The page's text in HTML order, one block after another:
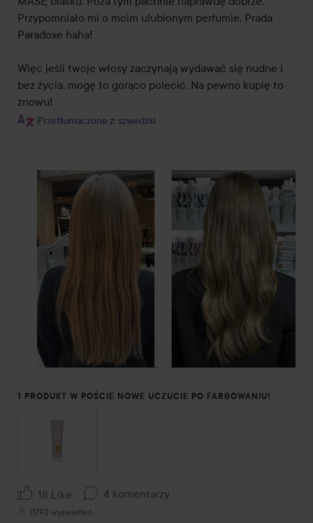
Przypomniało mi o moim ulubionym perfumie, Prada
Paradoxe haha!
Więc jeśli twoje włosy zaczynają wydawać się nudne i
bez życia, mogę to gorąco polecić. Na pewno kupię to
znowu!
Przetłumaczone z: szwedzki
1 PRODUKT W POŚCIE NOWE UCZUCIE PO FARBOWANIU!
18 Like 4 komentarzy
11793 wyświetleń